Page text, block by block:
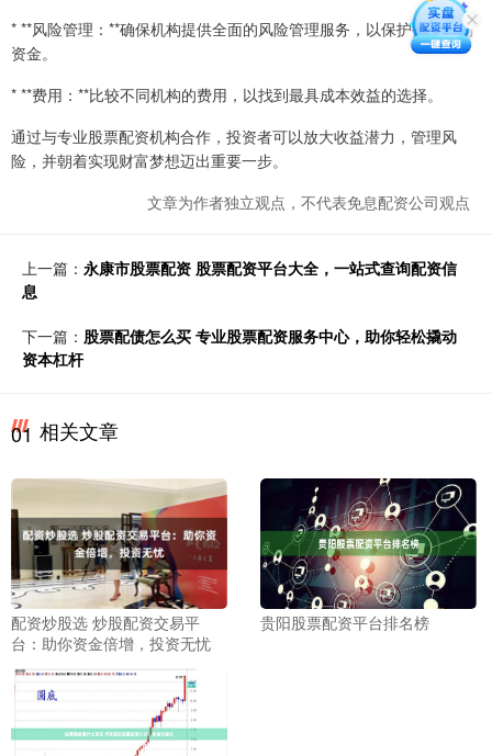
* **风险管理：**确保机构提供全面的风险管理服务，以保护投资者的
资金。
* **费用：**比较不同机构的费用，以找到最具成本效益的选择。
通过与专业股票配资机构合作，投资者可以放大收益潜力，管理风
险，并朝着实现财富梦想迈出重要一步。
文章为作者独立观点，不代表免息配资公司观点
上一篇： 永康市股票配资 股票配资平台大全，一站式查询配资信
息
下一篇： 股票配债怎么买 专业股票配资服务中心，助你轻松撬动
资本杠杆
01 相关文章
配资炒股选 炒股配资交易平
台：助你资金倍增，投资无忧
贵阳股票配资平台排名榜